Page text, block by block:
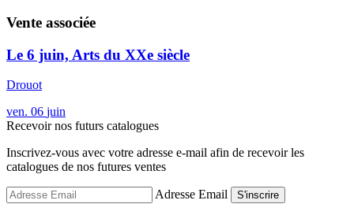
Vente associée
Le 6 juin, Arts du XXe siècle
Drouot
ven. 06 juin
Recevoir nos futurs catalogues
Inscrivez-vous avec votre adresse e-mail afin de recevoir les
catalogues de nos futures ventes
Adresse Email S'inscrire